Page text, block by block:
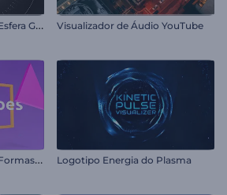
V
isualizador de Áudio - Esfera Giratória Visualizador de Áudio YouTube
V
isualizador de Áudio - Formas Rítmicas Logotipo Energia do Plasma